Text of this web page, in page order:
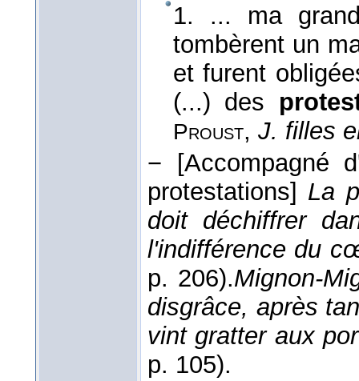
1. ... ma
tombèrent un
et furent
(...) des
Proust, J. filles
− [Accompagné
protestations] La
doit déchiffrer
l'indifférence du
p. 206).Mignon-
disgrâce, après
vint gratter aux
p. 105).